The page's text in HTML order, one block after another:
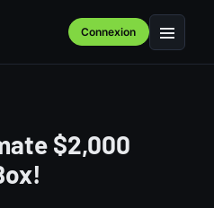
Connexion Menu
$2,000